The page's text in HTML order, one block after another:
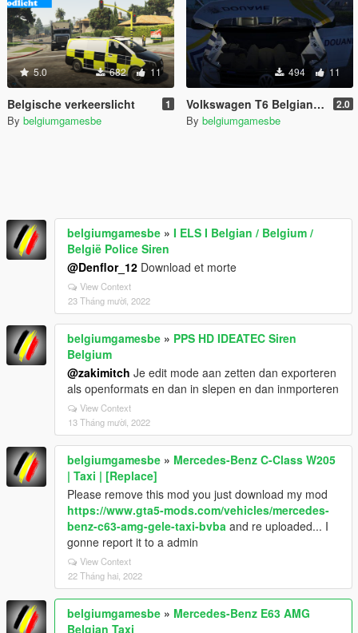
5.0 682 11
Belgische verkeerslicht 1
By belgiumgamesbe
494 11
Volkswagen T6 Belgian Douane [ELS] 2.0
By belgiumgamesbe
belgiumgamesbe » I ELS I Belgian / Belgium /
België Police Siren
@Denflor_12 Download et morte
View Context
23 Tháng mười, 2022
belgiumgamesbe » PPS HD IDEATEC Siren
Belgium
@zakimitch Je edit mode aan zetten dan exporteren
als openformats en dan in slepen en dan inmporteren
View Context
13 Tháng mười, 2022
belgiumgamesbe » Mercedes-Benz C-Class W205
| Taxi | [Replace]
Please remove this mod you just download my mod
https://www.gta5-mods.com/vehicles/mercedes-
benz-c63-amg-gele-taxi-bvba and re uploaded... I
gonne report it to a admin
View Context
22 Tháng hai, 2022
belgiumgamesbe » Mercedes-Benz E63 AMG
Belgian Taxi